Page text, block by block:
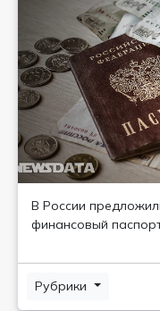
В России
финансовый
Рубрики